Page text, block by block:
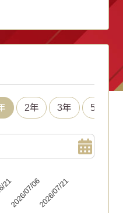
2年 3年 5年
2026/07/062026/07/21